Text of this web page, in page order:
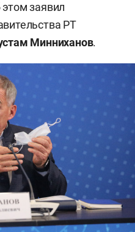
заявил
РТ
Минниханов.